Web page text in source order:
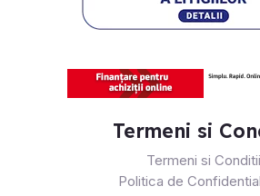
Termeni si
Termeni si Conditii
Politica de